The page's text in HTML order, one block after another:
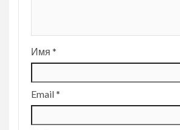
Имя *
Email*